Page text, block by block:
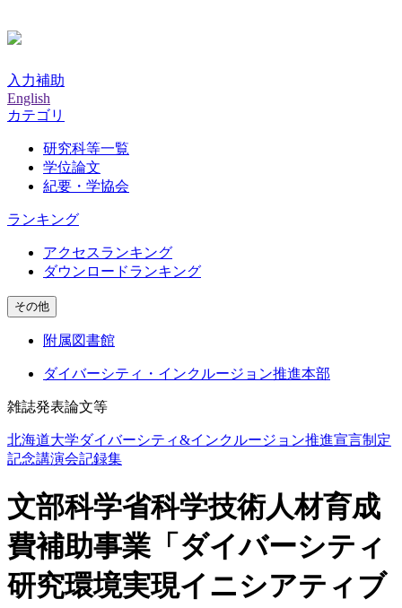
入力補助
English
カテゴリ
研究科等一覧
学位論文
紀要・学協会
ランキング
アクセスランキング
ダウンロードランキング
その他
附属図書館
ダイバーシティ・インクルージョン推進本部
雑誌発表論文等
北海道大学ダイバーシティ&インクルージョン推進宣言制定
記念講演会記録集
文部科学省科学技術人材育成
費補助事業「ダイバーシティ
研究環境実現イニシアティブ